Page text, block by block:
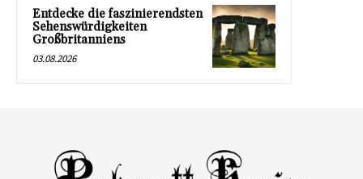
Entdecke die faszinierendsten
Sehenswürdigkeiten
Großbritanniens
03.08.2026